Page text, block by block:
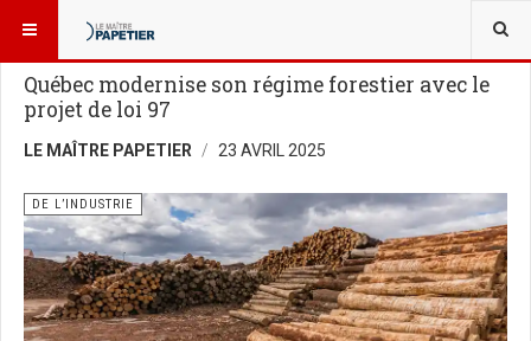
VOUS ÊTES ICI :
Québec modernise son régime forestier avec le
projet de loi 97
LE MAÎTRE PAPETIER 23 AVRIL 2025
DE L’INDUSTRIE